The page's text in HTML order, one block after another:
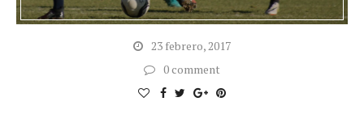
23 febrero, 2017
0 comment